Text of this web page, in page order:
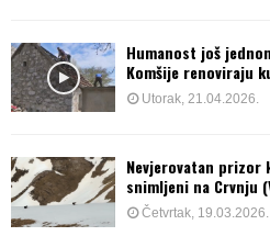
Humanost još
Komšije renoviraju
Utorak, 21.04.2026.
Nevjerovatan prizor
snimljeni na Crvnju
Četvrtak, 19.03.2026.